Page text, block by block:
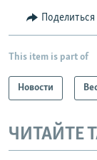
Поделиться
This item is part of
Новости
ЧИТАЙТЕ